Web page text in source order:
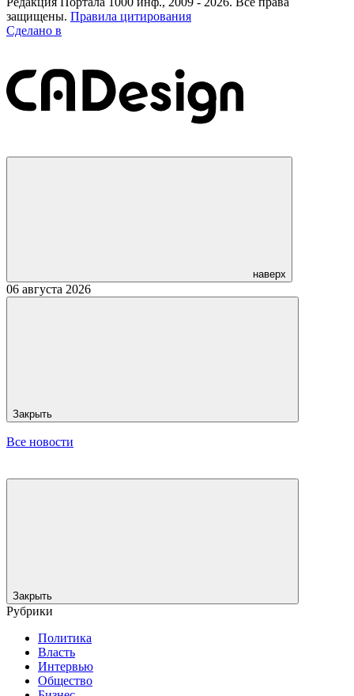
защищены. Правила цитирования
Сделано в
наверх
06 августа 2026
Закрыть
Все новости
Закрыть
Рубрики
Политика
Власть
Интервью
Общество